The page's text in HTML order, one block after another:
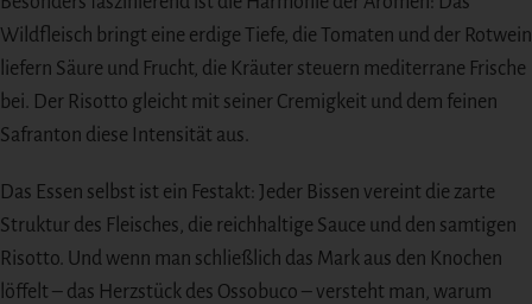
Wildfleisch bringt eine erdige Tiefe, die Tomaten und der Rotwein
liefern Säure und Frucht, die Kräuter steuern mediterrane Frische
bei. Der Risotto gleicht mit seiner Cremigkeit und dem feinen
Safranton diese Intensität aus.
Das Essen selbst ist ein Festakt: Jeder Bissen vereint die zarte
Struktur des Fleisches, die reichhaltige Sauce und den samtigen
Risotto. Und wenn man schließlich das Mark aus den Knochen
löffelt – das Herzstück des Ossobuco – versteht man, warum